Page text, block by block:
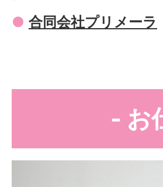
● 合同会社プリメーラ
- お